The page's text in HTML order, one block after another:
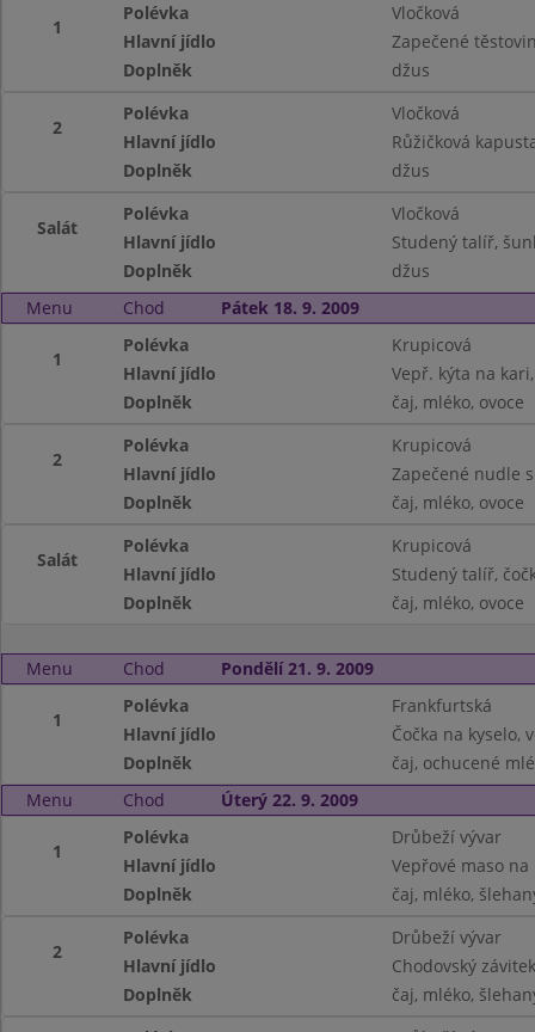
1
Polévka
Vločková
Hlavní jídlo
Zapečené
Doplněk
džus
2
Polévka
Vločková
Hlavní jídlo
Růžičková
Doplněk
džus
Salát
Polévka
Vločková
Hlavní jídlo
Studený talíř,
Doplněk
džus
Menu
Chod Pátek 18. 9. 2009
1
Polévka
Krupicová
Hlavní jídlo
Vepř. kýta na
Doplněk
čaj, mléko, ovoce
2
Polévka
Krupicová
Hlavní jídlo
Zapečené nudle
Doplněk
čaj, mléko, ovoce
Salát
Polévka
Krupicová
Hlavní jídlo
Studený talíř,
Doplněk
čaj, mléko, ovoce
Menu Chod Pondělí 21. 9. 2009
1
Polévka
Frankfurtská
Hlavní jídlo
Čočka na kyselo,
Doplněk
čaj, ochucené
Menu
Chod Úterý 22. 9. 2009
1
Polévka
Drůbeží vývar
Hlavní jídlo
Vepřové maso
Doplněk
čaj, mléko,
2
Polévka
Drůbeží vývar
Hlavní jídlo
Chodovský
Doplněk
čaj, mléko,